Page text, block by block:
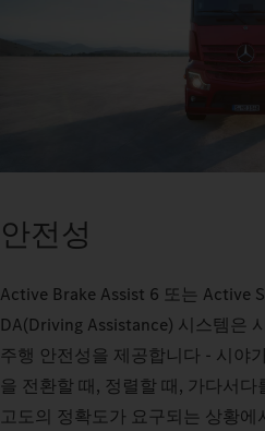
안전성
Active Brake Assist 6 또는 Active
DA(Driving Assistance) 시스템은
주행 안전성을 제공합니다 - 시야
을 전환할 때, 정렬할 때, 가다서
고도의 정확도가 요구되는 상황